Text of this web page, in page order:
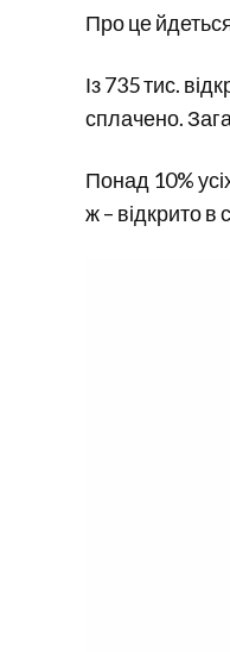
Про це
Із 735 тис.
сплачено.
Понад 10%
ж – відкрито в